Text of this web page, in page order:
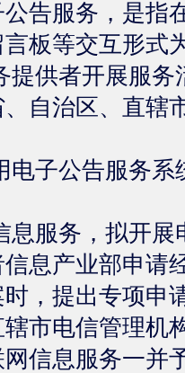
服务，是指
板等交互形式
提供者开展服
自治区、直辖
电子公告服务
息服务，拟开
息产业部申请
，提出专项申
电信管理机
信息服务一并